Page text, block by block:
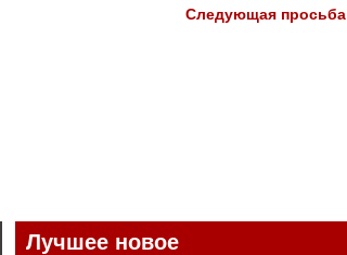
Следующая просьба
Лучшее новое